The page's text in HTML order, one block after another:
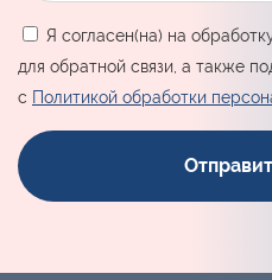
Я согласен(на) на
для обратной связи, а также
с Политикой обработки